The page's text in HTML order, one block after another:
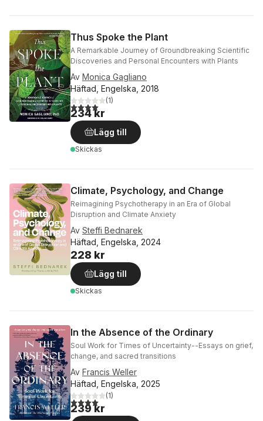
Thus Spoke the Plant
A Remarkable Journey of Groundbreaking Scientific
Discoveries and Personal Encounters with Plants
Av Monica Gagliano
Häftad, Engelska, 2018
4,0utav 5 stjärnor. Totalt antal röster:
(1)
234 kr
Lägg till
Skickas
Climate, Psychology, and Change
Reimagining Psychotherapy in an Era of Global
Disruption and Climate Anxiety
Av Steffi Bednarek
Häftad, Engelska, 2024
228 kr
Lägg till
Skickas
In the Absence of the Ordinary
Soul Work for Times of Uncertainty--Essays on grief,
change, and sacred transitions
Av Francis Weller
Häftad, Engelska, 2025
4,0utav 5 stjärnor. Totalt antal röster:
(1)
239 kr